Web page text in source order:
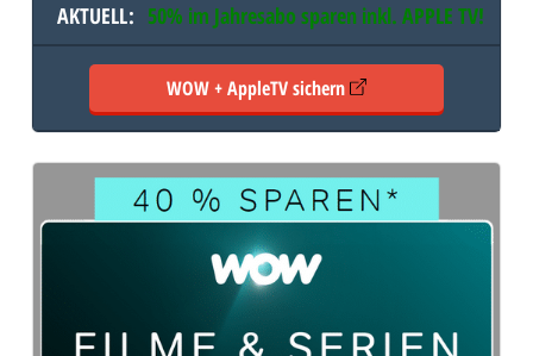
AKTUELL: 50% im Jahresabo sparen inkl. APPLE TV!
WOW + AppleTV sichern